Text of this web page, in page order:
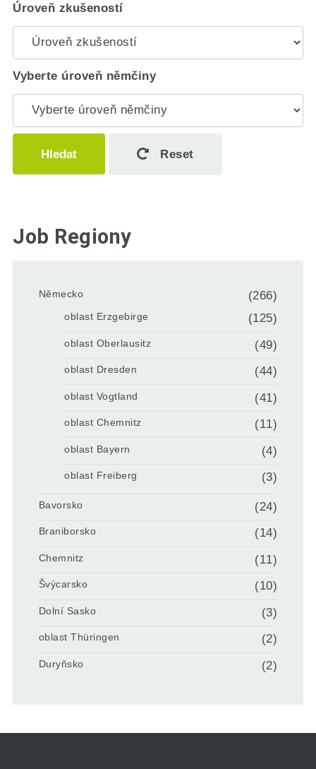
Úroveň zkušeností
Vyberte úroveň němčiny
Hledat Reset
Job Regiony
Německo (266)
oblast Erzgebirge (125)
oblast Oberlausitz (49)
oblast Dresden (44)
oblast Vogtland (41)
oblast Chemnitz (11)
oblast Bayern (4)
oblast Freiberg (3)
Bavorsko (24)
Braniborsko (14)
Chemnitz (11)
Švýcarsko (10)
Dolní Sasko (3)
oblast Thüringen (2)
Duryňsko (2)